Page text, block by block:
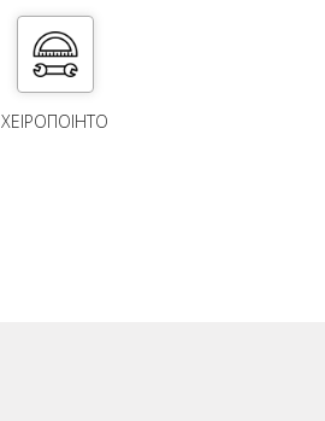
ΧΕΙΡΟΠΟΙΗΤΟ